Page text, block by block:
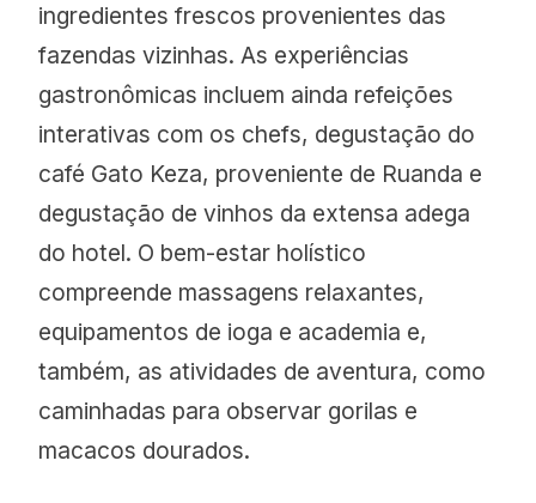
ingredientes frescos provenientes das
fazendas vizinhas. As experiências
gastronômicas incluem ainda refeições
interativas com os chefs, degustação do
café Gato Keza, proveniente de Ruanda e
degustação de vinhos da extensa adega
do hotel. O bem-estar holístico
compreende massagens relaxantes,
equipamentos de ioga e academia e,
também, as atividades de aventura, como
caminhadas para observar gorilas e
macacos dourados.